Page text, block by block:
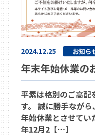
2024.12.25 お知ら
年末年始休業の
平素は格別のご高配
す。 誠に勝手なが
年始休業とさせてい
年12月2【…】